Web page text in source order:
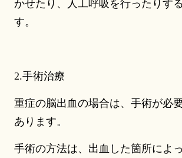
かせたり、人工呼吸を行ったりす
す。
2.手術治療
重症の脳出血の場合は、手術が必
あります。
手術の方法は、出血した箇所によ